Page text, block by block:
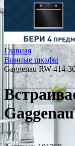
Главная
Винные шкафы
Gaggenau RW 414-